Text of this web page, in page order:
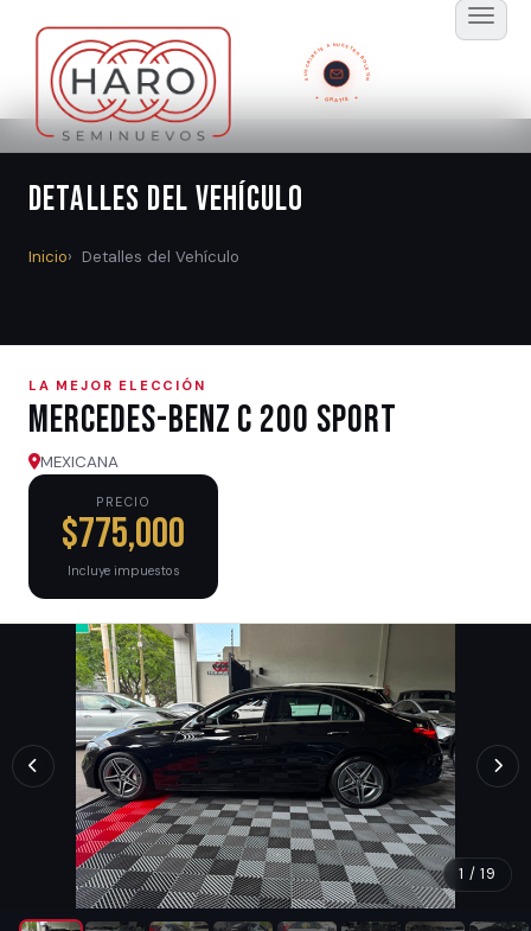
SUSCRÍBETE A NUESTRO BOLETÍN
GRATIS
Detalles del Vehículo
Inicio Detalles del Vehículo
LA MEJOR ELECCIÓN
Mercedes-Benz C 200 SPORT
MEXICANA
PRECIO
$775,000
Incluye impuestos
1 / 19